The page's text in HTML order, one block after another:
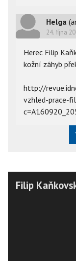
Helga
24. října
Herec Filip
kožní záhyb
http://
vzhled-prace-
Filip